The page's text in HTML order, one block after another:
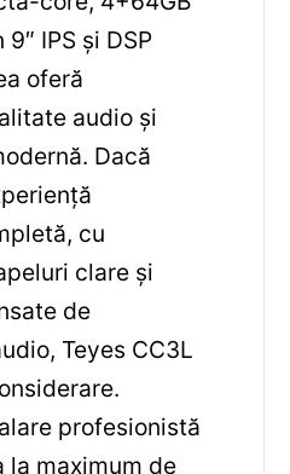
IPS și DSP
oferă
audio și
Dacă
cu
clare și
de
Teyes CC3L
profesionistă
la maximum de